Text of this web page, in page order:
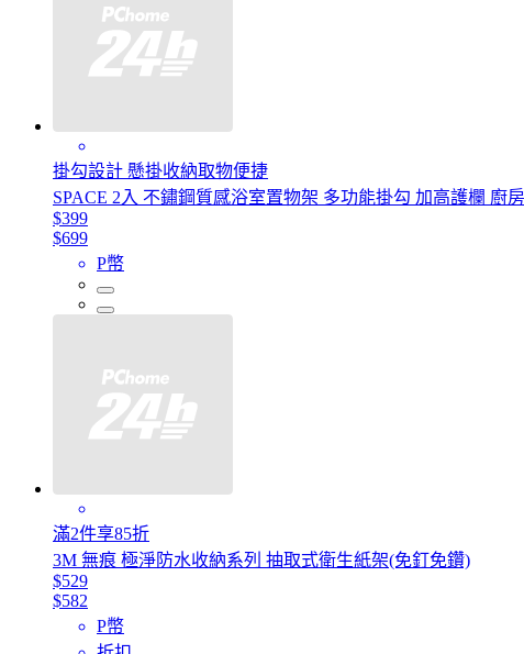
掛勾設計 懸掛收納取物便捷
SPACE 2入 不鏽鋼質感浴室置物架 多功能掛勾 加高護欄 廚
$399
$699
P幣
滿2件享85折
3M 無痕 極淨防水收納系列 抽取式衛生紙架(免釘免鑽)
$529
$582
P幣